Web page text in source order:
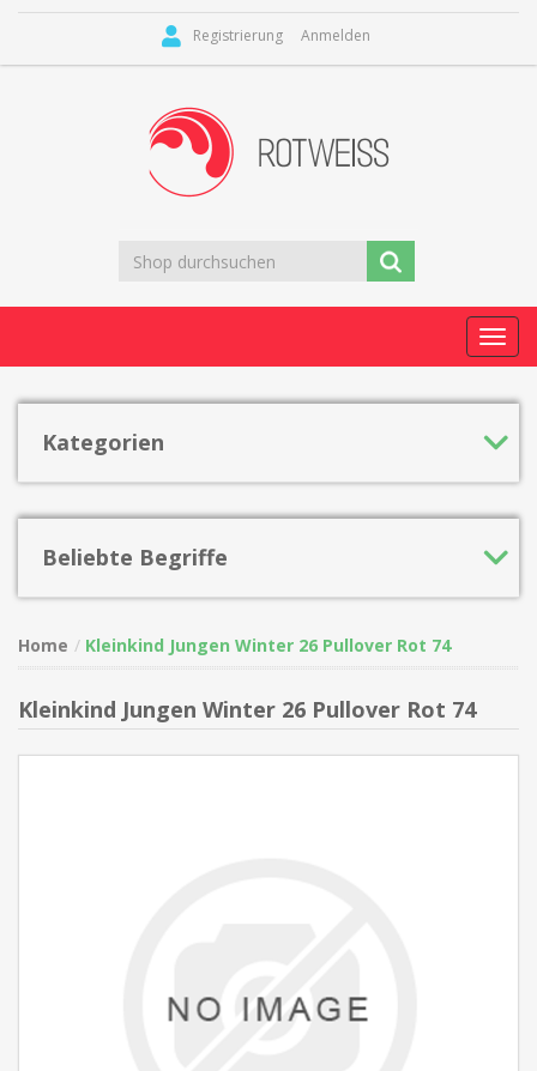
Registrierung Anmelden
Kategorien
Beliebte Begriffe
Home Kleinkind Jungen Winter 26 Pullover Rot 74
Kleinkind Jungen Winter 26 Pullover Rot 74